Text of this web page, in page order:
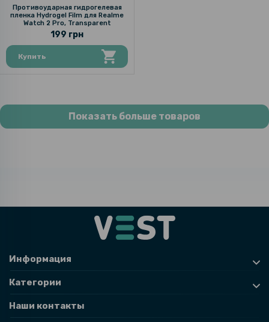
Противоударная гидрогелевая
пленка Hydrogel Film для Realme
Watch 2 Pro, Transparent
199 грн
Купить
Показать больше товаров
Информация
Категории
Наши контакты